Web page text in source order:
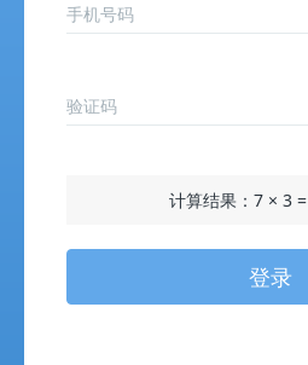
手机号码
验证码
计算结果：7 × 3 =
登录